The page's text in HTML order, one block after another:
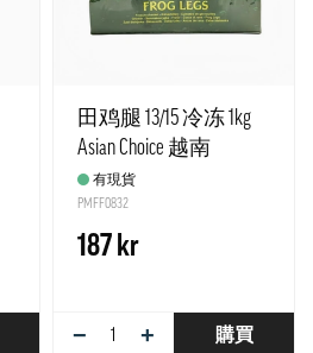
田鸡腿 13/15 冷冻 1kg
Asian Choice 越南
有現貨
PMFF0832
187 kr
− + 購買